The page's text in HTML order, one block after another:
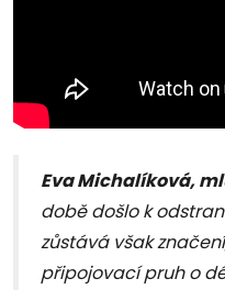
Eva Michalíková,
době došlo k
zůstává však
připojovací pruh o